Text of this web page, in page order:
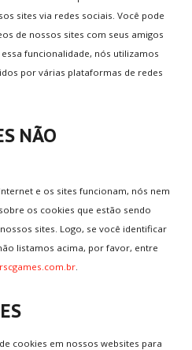
sites via redes sociais. Você pode
de nossos sites com seus amigos
funcionalidade, nós utilizamos
por várias plataformas de redes
NÃO
e os sites funcionam, nós nem
os cookies que estão sendo
sites. Logo, se você identificar
listamos acima, por favor, entre
.
cookies em nossos websites para